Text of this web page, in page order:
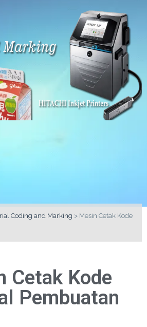
Coding and Marking > Mesin Cetak Kode
Cetak Kode
Pembuatan